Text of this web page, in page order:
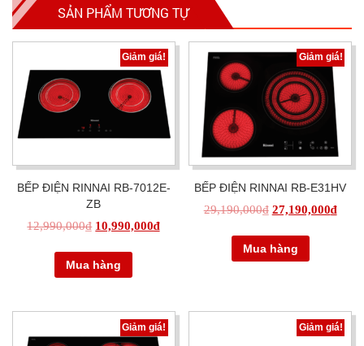
SẢN PHẨM TƯƠNG TỰ
Giảm giá!
BẾP ĐIỆN RINNAI RB-7012E-
ZB
12,990,000₫ 10,990,000₫
Mua hàng
Giảm giá!
BẾP ĐIỆN RINNAI RB-E31HV
29,190,000₫ 27,190,000₫
Mua hàng
Giảm giá! Giảm giá!